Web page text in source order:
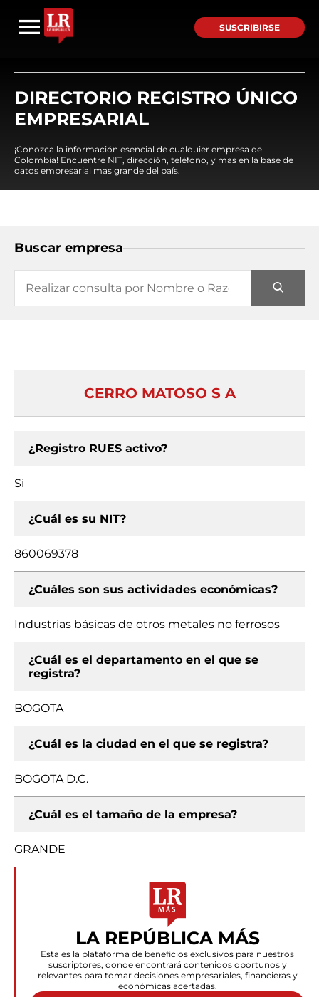
SUSCRIBIRSE
DIRECTORIO REGISTRO ÚNICO
EMPRESARIAL
¡Conozca la información esencial de cualquier empresa de
Colombia! Encuentre NIT, dirección, teléfono, y mas en la base de
datos empresarial mas grande del país.
Buscar empresa
CERRO MATOSO S A
¿Registro RUES activo?
Si
¿Cuál es su NIT?
860069378
¿Cuáles son sus actividades económicas?
Industrias básicas de otros metales no ferrosos
¿Cuál es el departamento en el que se
registra?
BOGOTA
¿Cuál es la ciudad en el que se registra?
BOGOTA D.C.
¿Cuál es el tamaño de la empresa?
GRANDE
LA REPÚBLICA MÁS
Esta es la plataforma de beneficios exclusivos para nuestros
suscriptores, donde encontrará contenidos oportunos y
relevantes para tomar decisiones empresariales, financieras y
económicas acertadas.